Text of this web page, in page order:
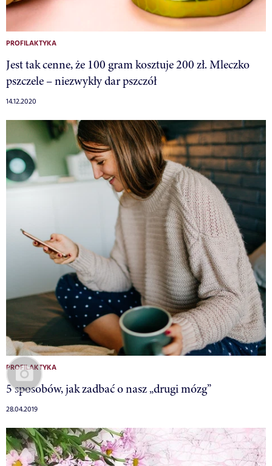
PROFILAKTYKA
Jest tak cenne, że 100 gram kosztuje 200 zł. Mleczko
pszczele – niezwykły dar pszczół
14.12.2020
PROFILAKTYKA
5 sposobów, jak zadbać o nasz „drugi mózg”
28.04.2019